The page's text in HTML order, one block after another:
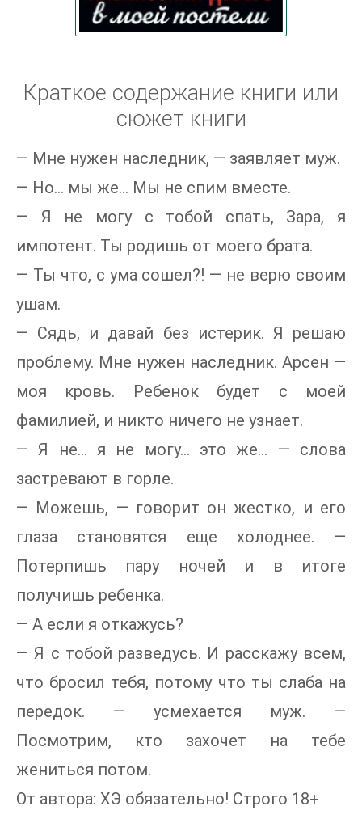
Краткое содержание книги или
сюжет книги
— Мне нужен наследник, — заявляет муж.
— Но… мы же… Мы не спим вместе.
— Я не могу с тобой спать, Зара, я
импотент. Ты родишь от моего брата.
— Ты что, с ума сошел?! — не верю своим
ушам.
— Сядь, и давай без истерик. Я решаю
проблему. Мне нужен наследник. Арсен —
моя кровь. Ребенок будет с моей
фамилией, и никто ничего не узнает.
— Я не… я не могу… это же… — слова
застревают в горле.
— Можешь, — говорит он жестко, и его
глаза становятся еще холоднее. —
Потерпишь пару ночей и в итоге
получишь ребенка.
— А если я откажусь?
— Я с тобой разведусь. И расскажу всем,
что бросил тебя, потому что ты слаба на
передок. — усмехается муж. —
Посмотрим, кто захочет на тебе
жениться потом.
От автора: ХЭ обязательно! Строго 18+